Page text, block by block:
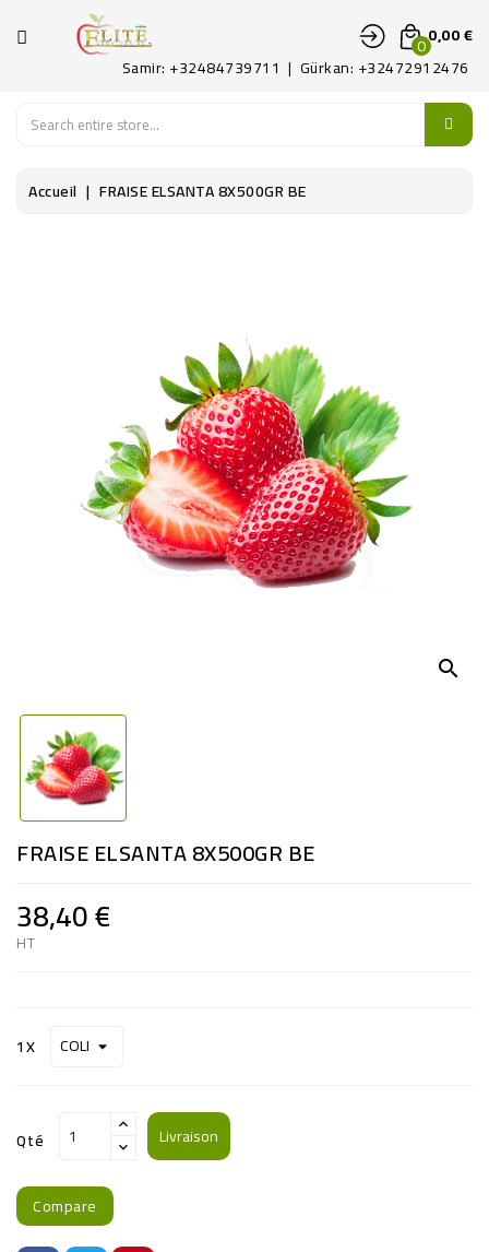
CATÉGORIE
LEGUMES
00,00 €
Samir: +32484739711 | Gürkan: +32472912476
Accueil FRAISE ELSANTA 8X500GR BE
search
FRAISE ELSANTA 8X500GR BE
38,40 €
HT
1X
Qté Livraison
Compare